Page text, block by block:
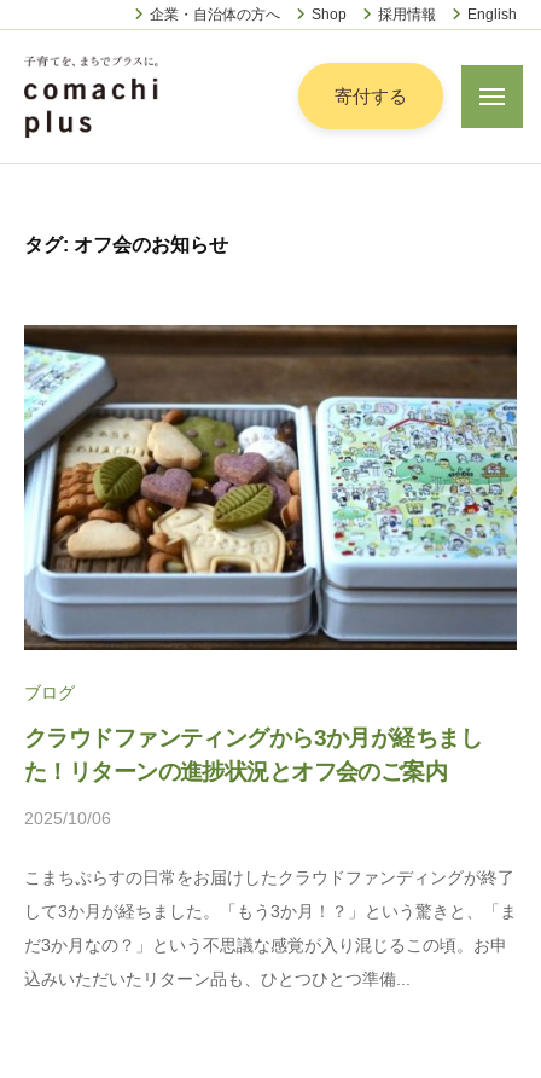
ツ
企業・自治体の方へ Shop 採用情報 English
認
定
営
利
活
動
法
人
こ
ま
ち
ぷ
す
子
て
ま
ち
で
」
プ
ラ
に
寄付する
メ
ニ
ー
タグ: オフ会のお知らせ
ブログ
クラウドファンティングから3か月が経ちまし
た！リターンの進捗状況とオフ会のご案内
2025/10/06
松
本
茉
莉
こまちぷらすの日常をお届けしたクラウドファンディングが終了
して3か月が経ちました。「もう3か月！？」という驚きと、「ま
だ3か月なの？」という不思議な感覚が入り混じるこの頃。お申
込みいただいたリターン品も、ひとつひとつ準備...
定
特
定
非
営
動
法
ま
ち
ぷ
ら
す
ー